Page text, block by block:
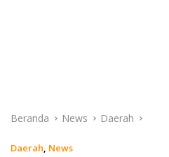
Beranda News Daerah
Daerah, News